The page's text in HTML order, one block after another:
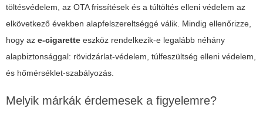
töltésvédelem, az OTA frissítések és a túltöltés elleni védelem az
elkövetkező években alapfelszereltséggé válik. Mindig ellenőrizze,
hogy az e-cigarette eszköz rendelkezik-e legalább néhány
alapbiztonsággal: rövidzárlat-védelem, túlfeszültség elleni védelem,
és hőmérséklet-szabályozás.
Melyik márkák érdemesek a figyelemre?